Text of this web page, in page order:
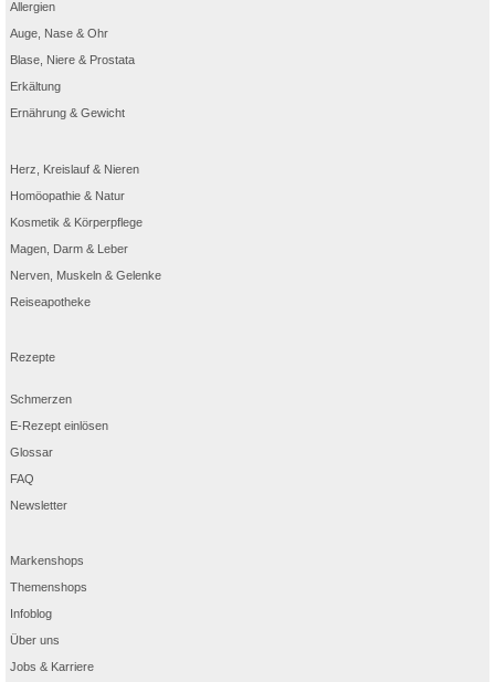
House; 2017. DocPO27 – 529.
3
in People with Inflammatory Bowel Disease: A Review, Nutrients, 2019; 11(6):1388.
disease: from A to zinc, Inflamm Bowel Dis, 2012; 18(10):1961 – 81.
from Complications? Nutrients. 2021; 13(11):4036.
Mayo Clinic. Micronutrient deficiencies common at time of celiac disease diagnosis.
ScienceDaily 2019.
Allergien
Auge, Nase & Ohr
Blase, Niere & Prostata
Erkältung
Ernährung & Gewicht
Herz, Kreislauf & Nieren
Homöopathie & Natur
Kosmetik & Körperpflege
Magen, Darm & Leber
Nerven, Muskeln & Gelenke
Reiseapotheke
Rezepte
Schmerzen
E-Rezept einlösen
Glossar
FAQ
Newsletter
Markenshops
Themenshops
Infoblog
Über uns
Jobs & Karriere